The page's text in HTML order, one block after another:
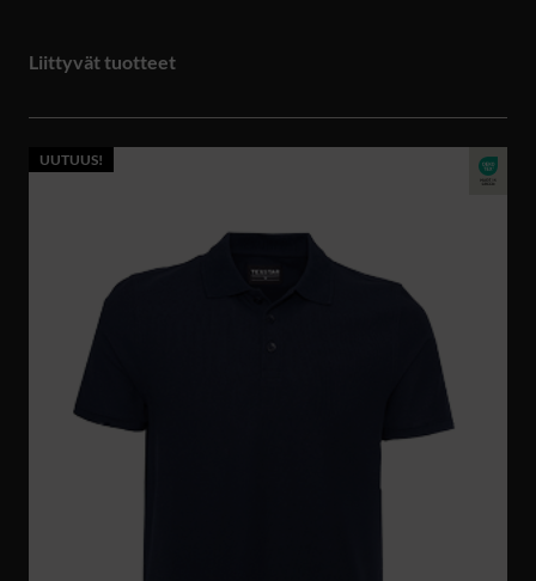
Liittyvät tuotteet
UUTUUS!